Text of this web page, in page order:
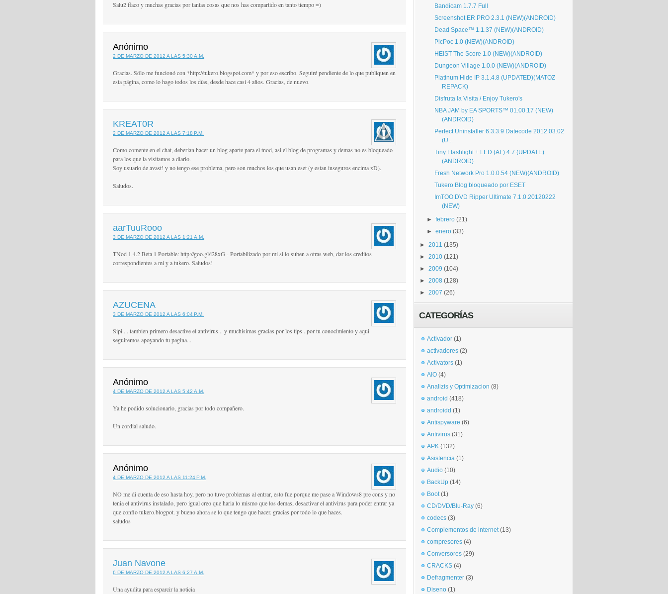
Salu2 flaco y muchas gracias por tantas cosas que nos has compartido en tanto tiempo =)
Anónimo
2 DE MARZO DE 2012 A LAS 5:30 A.M.
Gracias. Sólo me funcionó con *http://tukero.blogspot.com* y por eso escribo. Seguiré pendiente de lo que publiquen en
esta página, como lo hago todos los días, desde hace casi 4 años. Gracias, de nuevo.
KREAT0R
2 DE MARZO DE 2012 A LAS 7:18 P.M.
Como comente en el chat, deberian hacer un blog aparte para el tnod, asi el blog de programas y demas no es bloqueado
para los que la visitamos a diario.
Soy usuario de avast! y no tengo ese problema, pero son muchos los que usan eset (y estan inseguros encima xD).
Saludos.
aarTuuRooo
3 DE MARZO DE 2012 A LAS 1:21 A.M.
TNod 1.4.2 Beta 1 Portable: http://goo.gl/i28xG - Portabilizado por mi si lo suben a otras web, dar los creditos
correspondientes a mi y a tukero. Saludos!
AZUCENA
3 DE MARZO DE 2012 A LAS 6:04 P.M.
Sipi.... tambien primero desactive el antivirus... y muchisimas gracias por los tips...por tu conocimiento y aqui
seguiremos apoyando tu pagina...
Anónimo
4 DE MARZO DE 2012 A LAS 5:42 A.M.
Ya he podido solucionarlo, gracias por todo compañero.
Un cordial saludo.
Anónimo
4 DE MARZO DE 2012 A LAS 11:24 P.M.
NO me di cuenta de eso hasta hoy, pero no tuve problemas al entrar, esto fue porque me pase a Windows8 pre cons y no
tenia el antivirus instalado, pero igual creo que haria lo mismo que los demas, desactivar el antivirus para poder entrar ya
que confio tukero.blogpot. y bueno ahora se lo que tengo que hacer. gracias por todo lo que haces.
saludos
Juan Navone
6 DE MARZO DE 2012 A LAS 6:27 A.M.
Una ayudita para esparcir la noticia
Bandicam 1.7.7 Full
Screenshot ER PRO 2.3.1 (NEW)(ANDROID)
Dead Space™ 1.1.37 (NEW)(ANDROID)
PicPoc 1.0 (NEW)(ANDROID)
HEIST The Score 1.0 (NEW)(ANDROID)
Dungeon Village 1.0.0 (NEW)(ANDROID)
Platinum Hide IP 3.1.4.8 (UPDATED)(MATOZ
REPACK)
Disfruta la Visita / Enjoy Tukero's
NBA JAM by EA SPORTS™ 01.00.17 (NEW)
(ANDROID)
Perfect Uninstaller 6.3.3.9 Datecode 2012.03.02
(U...
Tiny Flashlight + LED (AF) 4.7 (UPDATE)
(ANDROID)
Fresh Network Pro 1.0.0.54 (NEW)(ANDROID)
Tukero Blog bloqueado por ESET
ImTOO DVD Ripper Ultimate 7.1.0.20120222
(NEW)
►febrero (21)
►enero (33)
► 2011 (135)
► 2010 (121)
► 2009 (104)
► 2008 (128)
► 2007 (26)
CATEGORÍAS
Activador (1)
activadores (2)
Activators (1)
AIO (4)
Analizis y Optimizacion (8)
android (418)
androidd (1)
Antispyware (6)
Antivirus (31)
APK (132)
Asistencia (1)
Audio (10)
BackUp (14)
Boot (1)
CD/DVD/Blu-Ray (6)
codecs (3)
Complementos de internet (13)
compresores (4)
Conversores (29)
CRACKS (4)
Defragmenter (3)
Diseno (1)